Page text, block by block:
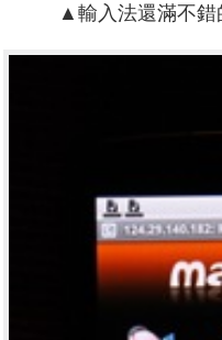
▲輸入法還滿不錯